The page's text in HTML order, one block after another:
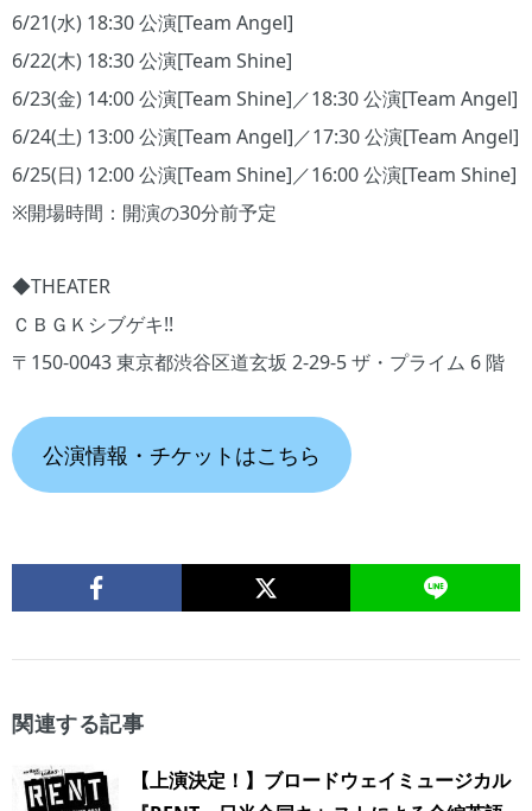
6/21(水) 18:30 公演[Team Angel]
6/22(木) 18:30 公演[Team Shine]
6/23(金) 14:00 公演[Team Shine]／18:30 公演[Team Angel]
6/24(土) 13:00 公演[Team Angel]／17:30 公演[Team Angel]
6/25(日) 12:00 公演[Team Shine]／16:00 公演[Team Shine]
※開場時間：開演の30分前予定
◆THEATER
ＣＢＧＫシブゲキ!!
〒150-0043 東京都渋谷区道玄坂 2-29-5 ザ・プライム 6 階
公演情報・チケットはこちら
関連する記事
【上演決定！】ブロードウェイミュージカル